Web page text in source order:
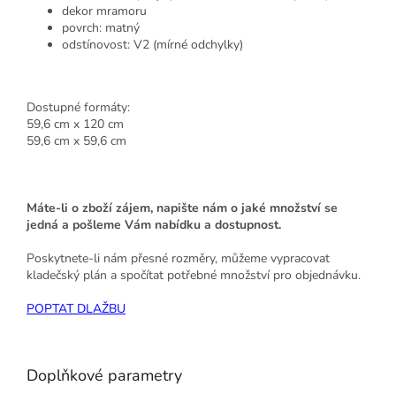
dekor mramoru
povrch: matný
odstínovost: V2 (mírné odchylky)
Dostupné formáty:
59,6 cm x 120 cm
59,6 cm x 59,6 cm
Máte-li o zboží zájem, napište nám o jaké množství se
jedná a pošleme Vám nabídku a dostupnost.
Poskytnete-li nám přesné rozměry, můžeme vypracovat
kladečský plán a spočítat potřebné množství pro objednávku.
POPTAT DLAŽBU
Doplňkové parametry